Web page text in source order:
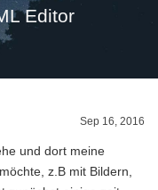
Editor
Sep 16, 2016
und dort meine
z.B mit Bildern,